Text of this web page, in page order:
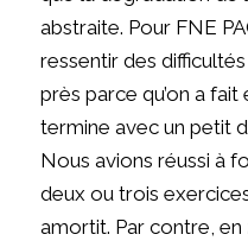
abstraite. Pour FNE
ressentir des
près parce qu’on a fait
termine avec un petit
Nous avions réussi à
deux ou trois
amortit. Par contre,